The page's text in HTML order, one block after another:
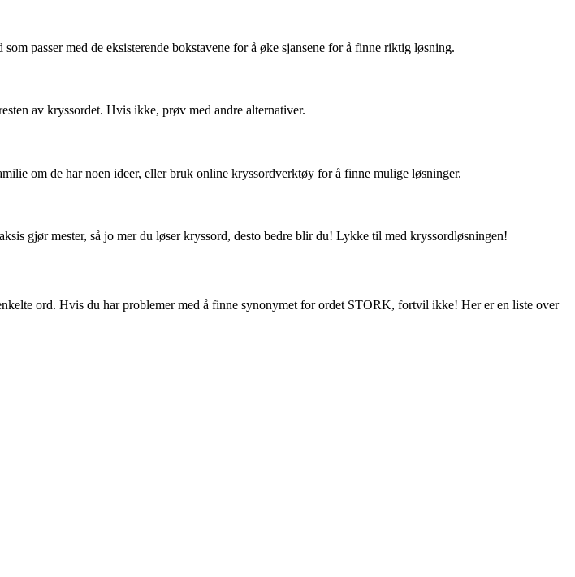
passer med de eksisterende bokstavene for å øke sjansene for å finne riktig løsning.
av kryssordet. Hvis ikke, prøv med andre alternativer.
om de har noen ideer, eller bruk online kryssordverktøy for å finne mulige løsninger.
gjør mester, så jo mer du løser kryssord, desto bedre blir du! Lykke til med kryssordløsningen!
ord. Hvis du har problemer med å finne synonymet for ordet STORK, fortvil ikke! Her er en liste over